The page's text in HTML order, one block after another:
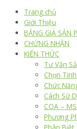
Trang chủ
Giới Thiệu
BẢNG GIÁ SẢN
CHỨNG NHẬN
KIẾN THỨC
Tư Vấn
Chọn
Chức
Cách Sử
COA –
Phương